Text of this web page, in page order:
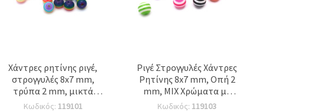
Χάντρες ρητίνης ριγέ,
στρογγυλές 8x7 mm,
τρύπα 2 mm, μικτά
χρώματα - 50 τεμάχια
Κωδικός: 119101
Ριγέ Στρογγυλές Χάντρες
Ρητίνης 8x7 mm, Οπή 2
mm, MIX Χρώματα με
Λευκή Ρίγα - 50 τεμ.
Κωδικός: 119103